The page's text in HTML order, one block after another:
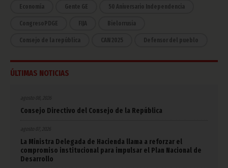
Economía Gente GE 50 Aniversario Independencia
CongresoPDGE FIJA Bielorrusia
Consejo de la república CAN 2025 Defensor del pueblo
ÚLTIMAS NOTICIAS
Consejo Directivo del Consejo de la República
agosto 07, 2026
La Ministra Delegada de Hacienda llama a reforzar el
compromiso institucional para impulsar el Plan Nacional de
Desarrollo